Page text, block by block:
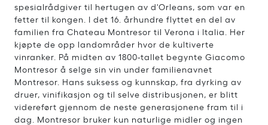
spesialrådgiver til hertugen av d'Orleans, som var en
fetter til kongen. I det 16. århundre flyttet en del av
familien fra Chateau Montresor til Verona i Italia. Her
kjøpte de opp landområder hvor de kultiverte
vinranker. På midten av 1800-tallet begynte Giacomo
Montresor å selge sin vin under familienavnet
Montresor. Hans suksess og kunnskap, fra dyrking av
druer, vinifikasjon og til selve distribusjonen, er blitt
videreført gjennom de neste generasjonene fram til i
dag. Montresor bruker kun naturlige midler og ingen